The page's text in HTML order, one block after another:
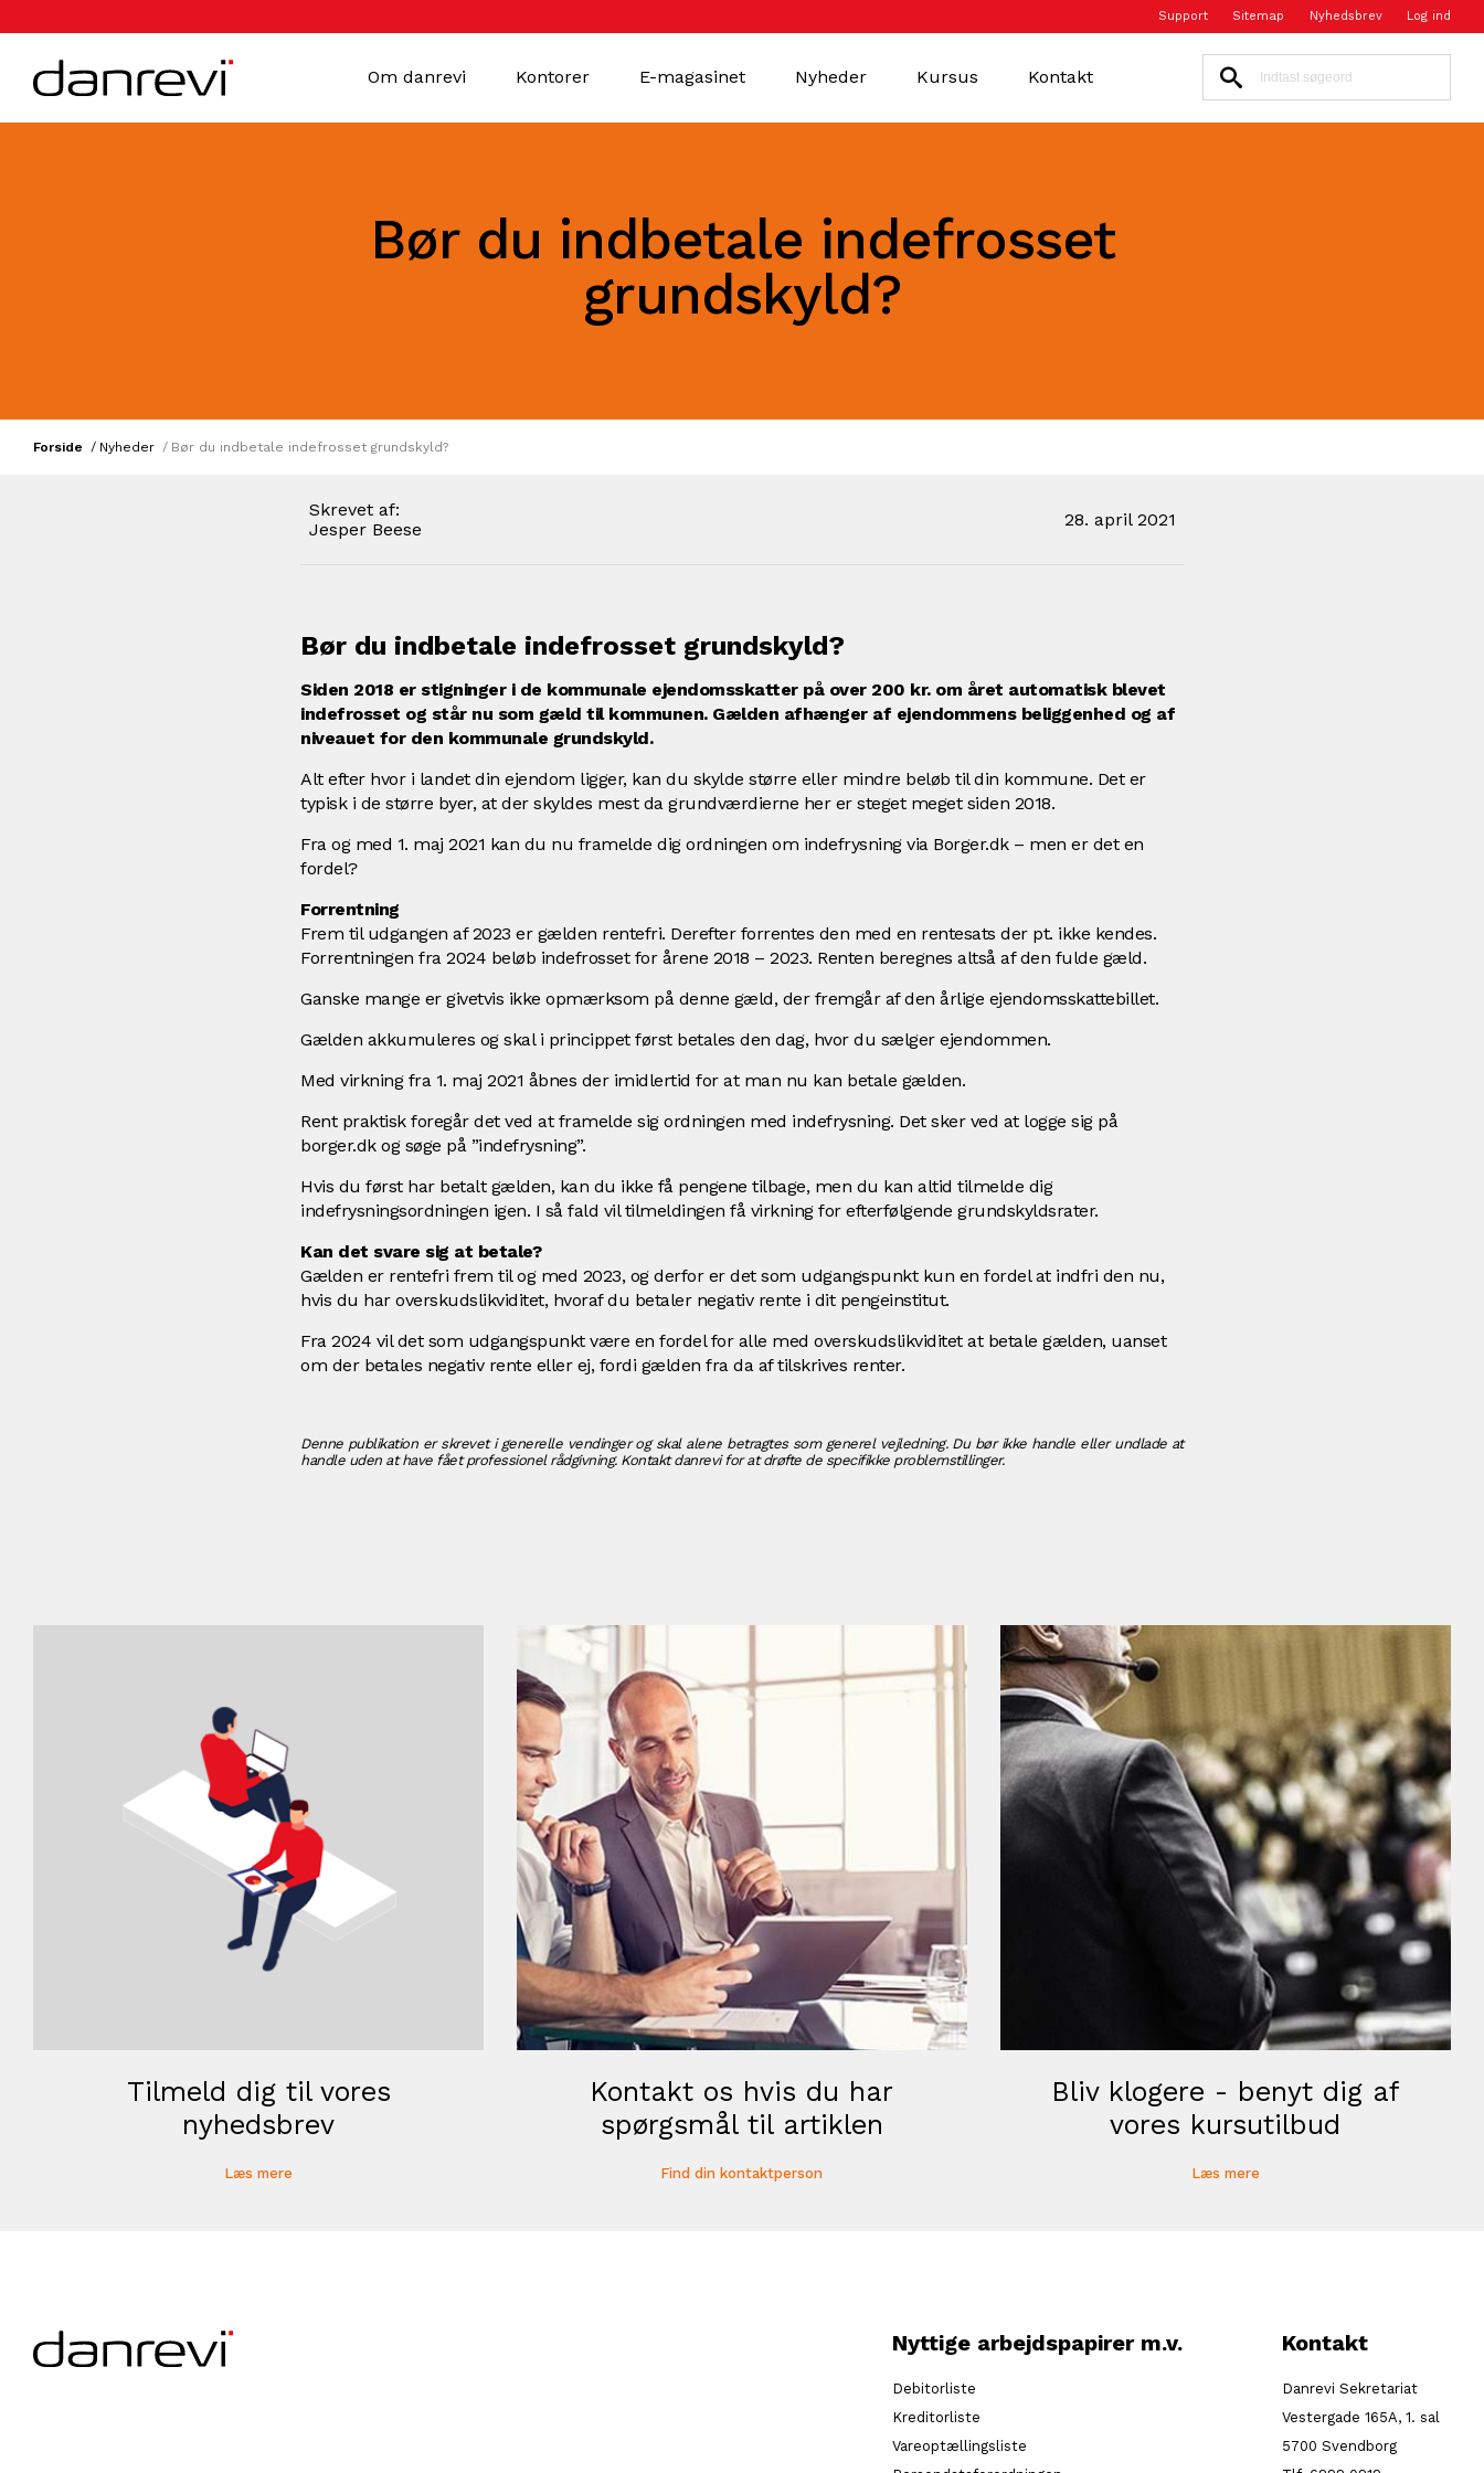
Support Sitemap Nyhedsbrev Log ind
Om danrevi Kontorer E-magasinet Nyheder Kursus Kontakt
Bør du indbetale indefrosset
grundskyld?
Forside Nyheder Bør du indbetale indefrosset grundskyld?
Skrevet af:
Jesper Beese
28. april 2021
Bør du indbetale indefrosset grundskyld?
Siden 2018 er stigninger i de kommunale ejendomsskatter på over 200 kr. om året automatisk blevet
indefrosset og står nu som gæld til kommunen. Gælden afhænger af ejendommens beliggenhed og af
niveauet for den kommunale grundskyld.
Alt efter hvor i landet din ejendom ligger, kan du skylde større eller mindre beløb til din kommune. Det er
typisk i de større byer, at der skyldes mest da grundværdierne her er steget meget siden 2018.
Fra og med 1. maj 2021 kan du nu framelde dig ordningen om indefrysning via Borger.dk – men er det en
fordel?
Forrentning
Frem til udgangen af 2023 er gælden rentefri. Derefter forrentes den med en rentesats der pt. ikke kendes.
Forrentningen fra 2024 beløb indefrosset for årene 2018 – 2023. Renten beregnes altså af den fulde gæld.
Ganske mange er givetvis ikke opmærksom på denne gæld, der fremgår af den årlige ejendomsskattebillet.
Gælden akkumuleres og skal i princippet først betales den dag, hvor du sælger ejendommen.
Med virkning fra 1. maj 2021 åbnes der imidlertid for at man nu kan betale gælden.
Rent praktisk foregår det ved at framelde sig ordningen med indefrysning. Det sker ved at logge sig på
borger.dk og søge på ”indefrysning”.
Hvis du først har betalt gælden, kan du ikke få pengene tilbage, men du kan altid tilmelde dig
indefrysningsordningen igen. I så fald vil tilmeldingen få virkning for efterfølgende grundskyldsrater.
Kan det svare sig at betale?
Gælden er rentefri frem til og med 2023, og derfor er det som udgangspunkt kun en fordel at indfri den nu,
hvis du har overskudslikviditet, hvoraf du betaler negativ rente i dit pengeinstitut.
Fra 2024 vil det som udgangspunkt være en fordel for alle med overskudslikviditet at betale gælden, uanset
om der betales negativ rente eller ej, fordi gælden fra da af tilskrives renter.
Denne publikation er skrevet i generelle vendinger og skal alene betragtes som generel vejledning. Du bør ikke handle eller undlade at
handle uden at have fået professionel rådgivning. Kontakt danrevi for at drøfte de specifikke problemstillinger.
Tilmeld dig til vores
nyhedsbrev
Læs mere
Kontakt os hvis du har
spørgsmål til artiklen
Find din kontaktperson
Bliv klogere - benyt dig af
vores kursutilbud
Læs mere
Nyttige arbejdspapirer m.v.
Debitorliste
Kreditorliste
Vareoptællingsliste
Kontakt
Danrevi Sekretariat
Vestergade 165A, 1. sal
5700 Svendborg